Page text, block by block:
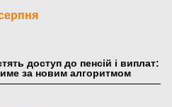
доступ до пенсій і виплат:
за новим алгоритмом